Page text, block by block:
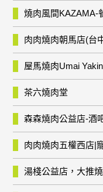
燒肉風間KAZAMA-
肉肉燒肉朝馬店(台
屋馬燒肉Umai
茶六燒肉堂
森森燒肉公益店-酒
肉肉燒肉五權西店|
湯棧公益店，大推